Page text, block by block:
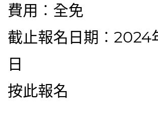
費用︰全免
截止報名日期︰2024
日
按此報名